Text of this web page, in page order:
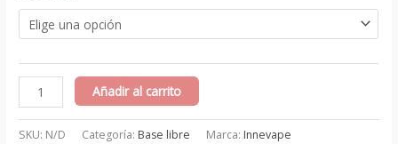
Chill
Out
-
Añadir al carrito
SKU: N/D Categoría: Base libre Marca: Innevape